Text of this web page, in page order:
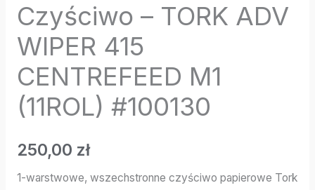
Czyściwo – TORK ADV
WIPER 415
CENTREFEED M1
(11ROL) #100130
250,00 zł
1-warstwowe, wszechstronne czyściwo papierowe Tork